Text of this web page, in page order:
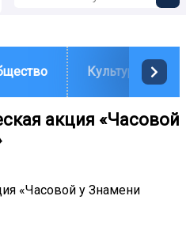
Культура
акция «Часовой
«Часовой у Знамени